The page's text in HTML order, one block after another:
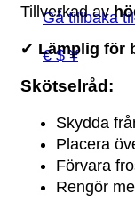
Gå tillbaka
€ $ ¥
Tillverkad av
✔ Lämplig för
Skötselråd:
Skydda
Placera
Förvara
Rengör